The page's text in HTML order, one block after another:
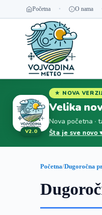
Početna O nama
V2.0
★ NOVA
Velika
Nova početna ·
Šta je sve novo
Početna/Dugoročna